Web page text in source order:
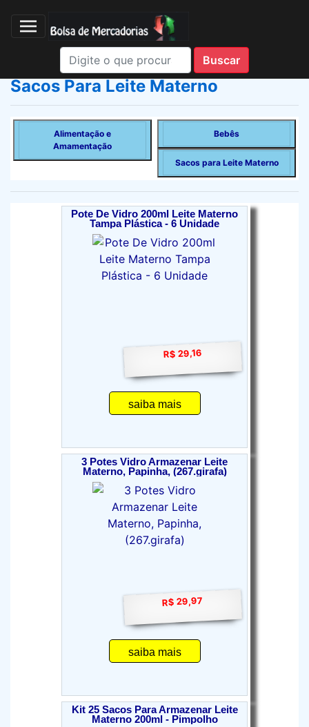
Sacos Para Leite Materno
Alimentação e
Amamentação
Bebês
Sacos para Leite Materno
Pote De Vidro 200ml Leite Materno
Tampa Plástica - 6 Unidade
R$ 29,16
saiba mais
3 Potes Vidro Armazenar Leite
Materno, Papinha, (267.girafa)
R$ 29,97
saiba mais
Kit 25 Sacos Para Armazenar Leite
Materno 200ml - Pimpolho